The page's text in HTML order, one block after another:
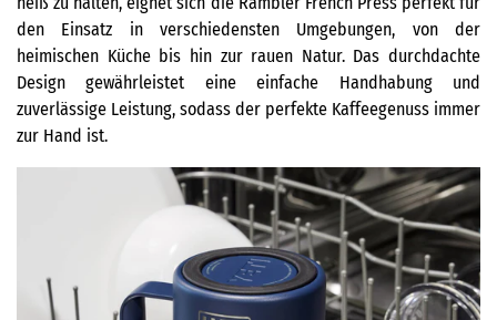
den Einsatz in verschiedensten Umgebungen, von der
heimischen Küche bis hin zur rauen Natur. Das durchdachte
Design gewährleistet eine einfache Handhabung und
zuverlässige Leistung, sodass der perfekte Kaffeegenuss immer
zur Hand ist.